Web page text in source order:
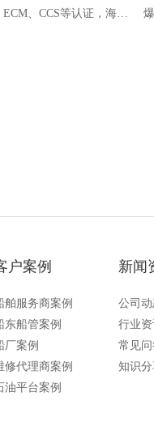
、CCS等认证，海上
户案例
舶服务商案例
东船管案例
厂案例
修代理商案例
油平台案例
新闻
公司
行业
常见
知识